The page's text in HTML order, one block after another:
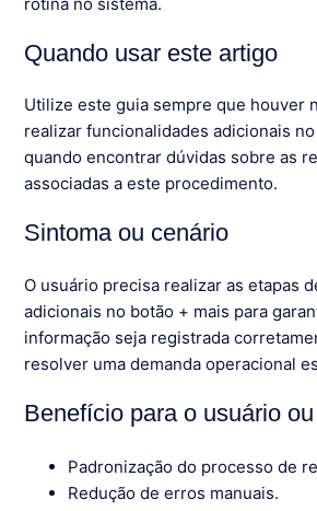
Quando usar este artigo
Utilize este guia sempre que houver
realizar funcionalidades adicionais
quando encontrar dúvidas sobre as
associadas a este procedimento.
Sintoma ou cenário
O usuário precisa realizar as etapas
adicionais no botão + mais para
informação seja registrada
resolver uma demanda operacional
Benefício para o usuário
Padronização do processo de
Redução de erros manuais.